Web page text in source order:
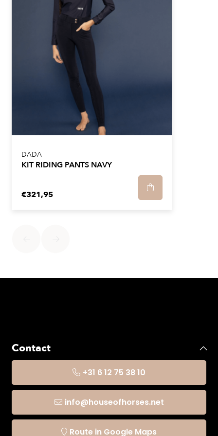
UV-bescherming, uitstekend ademend vermogen,
slijtvastheid en gemakkelijk onderhoud. Tijdens de
productie is de stof ook voorzien van een
antibacteriële behandeling, waardoor onaangename
geurtjes worden beperkt. De dichte stof die in het
ontwerp is gebruikt, vermijdt elk transparant effect.
Wij raden u aan uw gebruikelijke maat te nemen.
Wij raden aan om binnenstebuiten in de machine te
wassen op maximaal 30°C, met een
Daarna kun je het het beste aan de lucht laten drogen.
Niet in de droger. Je kunt het dan op lage temperatuur
strijken. Geen stomerij.
DADA
KIT RIDING PANTS NAVY
€321,95
Contact
+31 6 12 75 38 10
info@houseofhorses.net
Route in Google Maps